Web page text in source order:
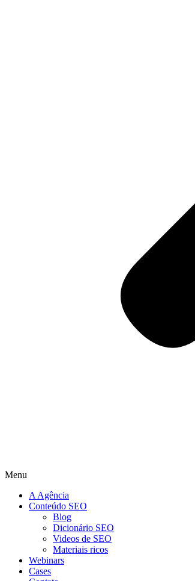
Menu
A Agência
Conteúdo SEO
Blog
Dicionário SEO
Videos de SEO
Materiais ricos
Webinars
Cases